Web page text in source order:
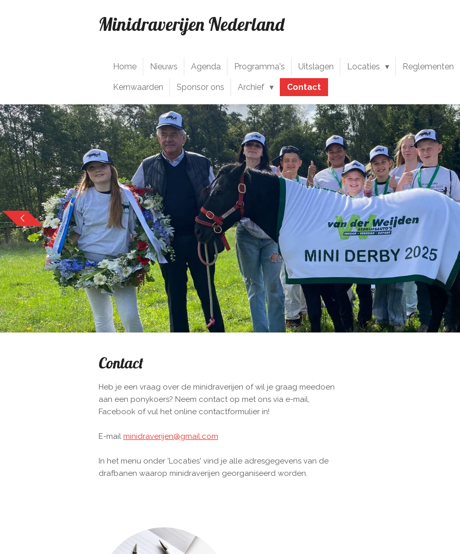
Minidraverijen Nederland
Home Nieuws Agenda Programma's Uitslagen Locaties Reglementen
Kernwaarden Sponsor ons Archief Contact
Contact
Heb je een vraag over de minidraverijen of wil je graag meedoen
aan een ponykoers? Neem contact op met ons via e-mail,
Facebook of vul het online contactformulier in!
E-mail minidraverijen@gmail.com
In het menu onder 'Locaties' vind je alle adresgegevens van de
drafbanen waarop minidraverijen georganiseerd worden.